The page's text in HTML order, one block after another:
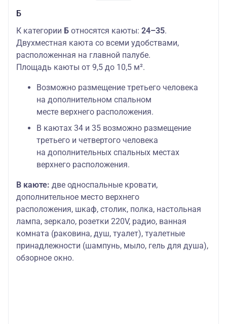
Б
К категории Б относятся каюты: 24–35.
Двухместная каюта со всеми удобствами,
расположенная на главной палубе.
Площадь каюты от 9,5 до 10,5 м².
Возможно размещение третьего человека
на дополнительном спальном
месте верхнего расположения.
В каютах 34 и 35 возможно размещение
третьего и четвертого человека
на дополнительных спальных местах
верхнего расположения.
В каюте: две односпальные кровати,
дополнительное место верхнего
расположения, шкаф, столик, полка, настольная
лампа, зеркало, розетки 220V, радио, ванная
комната (раковина, душ, туалет), туалетные
принадлежности (шампунь, мыло, гель для душа),
обзорное окно.